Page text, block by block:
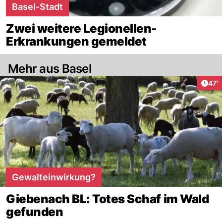
Basel-Stadt
Zwei weitere Legionellen-
Erkrankungen gemeldet
Mehr aus Basel
47'
Gewalteinwirkung?
Giebenach BL: Totes Schaf im Wald
gefunden